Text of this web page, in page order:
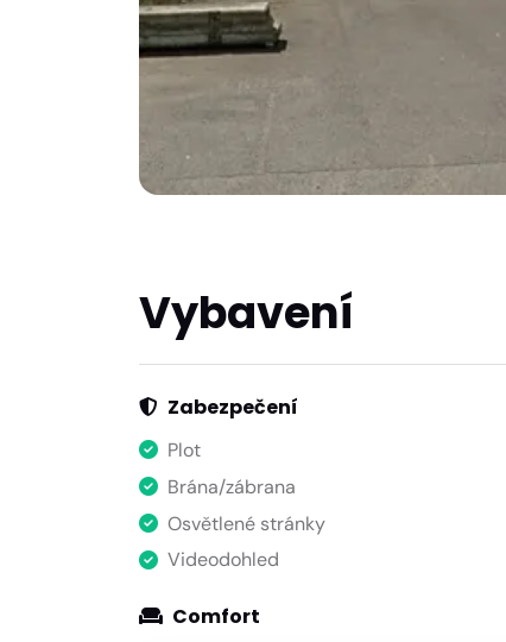
Vybavení
Zabezpečení
Plot
Brána/zábrana
Osvětlené stránky
Videodohled
Comfort